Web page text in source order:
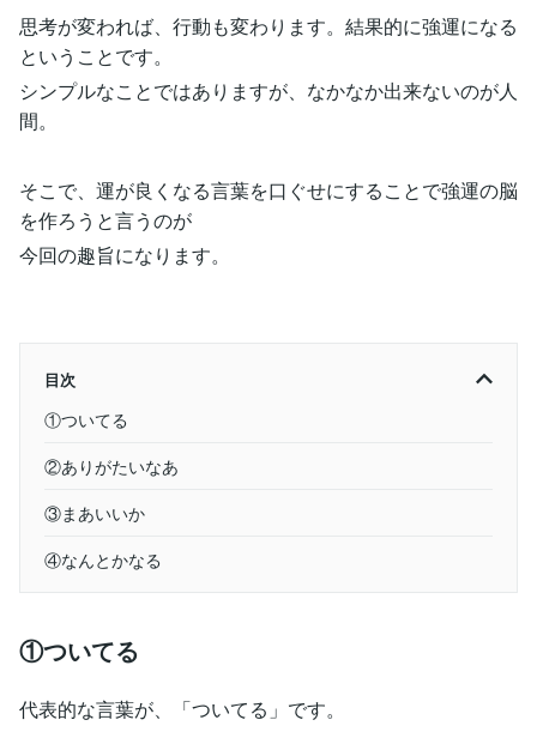
思考が変われば、行動も変わります。結果的に強運になる
ということです。
シンプルなことではありますが、なかなか出来ないのが人
間。
そこで、運が良くなる言葉を口ぐせにすることで強運の脳
を作ろうと言うのが
今回の趣旨になります。
目次
①ついてる
②ありがたいなあ
③まあいいか
④なんとかなる
①ついてる
代表的な言葉が、「ついてる」です。